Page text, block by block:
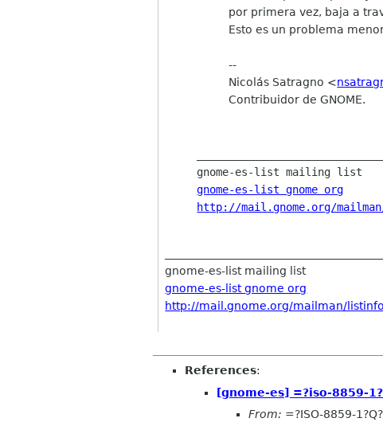
por primera vez, baja a
Esto es un problema
--
Nicolás Satragno <
Contribuidor de GNOME.
gnome-es-list gnome org
http://mail.gnome.org/
gnome-es-list mailing list
gnome-es-list gnome org
http://mail.gnome.org/mailman/
References:
[gnome-es] =?iso-8859-
From: =?ISO-8859-